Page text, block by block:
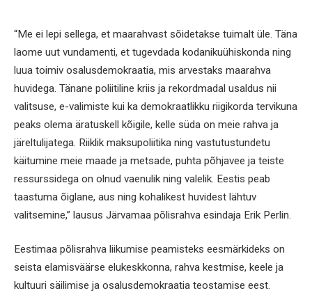
“Me ei lepi sellega, et maarahvast sõidetakse tuimalt üle. Täna
laome uut vundamenti, et tugevdada kodanikuühiskonda ning
luua toimiv osalusdemokraatia, mis arvestaks maarahva
huvidega. Tänane poliitiline kriis ja rekordmadal usaldus nii
valitsuse, e-valimiste kui ka demokraatlikku riigikorda tervikuna
peaks olema äratuskell kõigile, kelle süda on meie rahva ja
järeltulijatega. Riiklik maksupoliitika ning vastutustundetu
käitumine meie maade ja metsade, puhta põhjavee ja teiste
ressurssidega on olnud vaenulik ning valelik. Eestis peab
taastuma õiglane, aus ning kohalikest huvidest lähtuv
valitsemine,” lausus Järvamaa põlisrahva esindaja Erik Perlin.
Eestimaa põlisrahva liikumise peamisteks eesmärkideks on
seista elamisväärse elukeskkonna, rahva kestmise, keele ja
kultuuri säilimise ja osalusdemokraatia teostamise eest.